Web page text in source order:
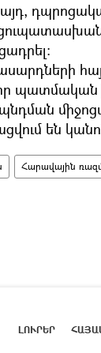
պատմական
են
Հարավային
ԼՈՒՐԵՐ